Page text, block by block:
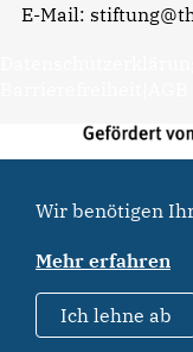
E-Mail:
Wir benötigen
Mehr erfahren
Ich lehne ab